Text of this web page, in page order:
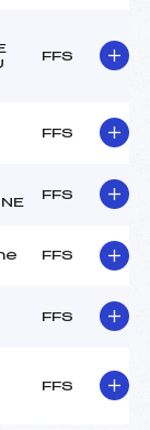
FFS
FFS
FFS
FFS
FFS
FFS